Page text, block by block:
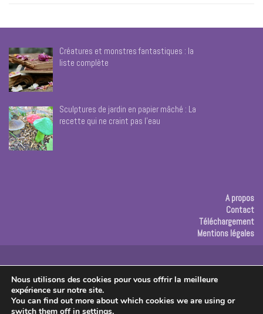
Créatures et monstres fantastiques : la
liste complète
Sculptures de jardin en papier mâché : La
recette qui ne craint pas l’eau
A propos
Contact
Téléchargement
Mentions légales
Copyright © 2026 Les créas de Rose
Nous utilisons des cookies pour vous offrir la meilleure
expérience sur notre site.
You can find out more about which cookies we are using or
switch them off in settings.